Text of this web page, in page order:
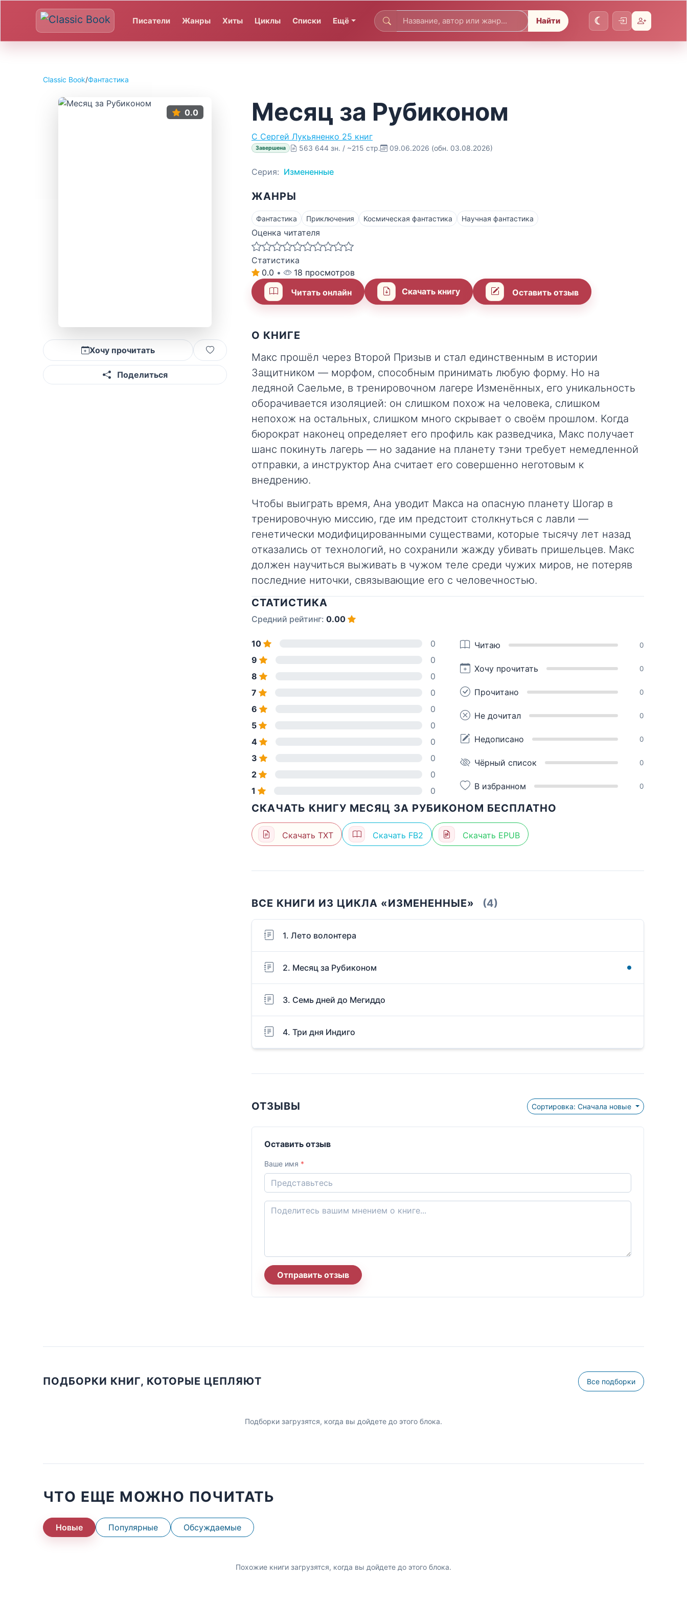
Писатели Жанры Хиты Циклы Списки Ещё Найти
Classic Book/Фантастика
0.0
Хочу прочитать
Поделиться
Месяц за Рубиконом
С Сергей Лукьяненко 25 книг
Завершена 563 644 зн. / ~215 стр. 09.06.2026 (обн. 03.08.2026)
Серия: Измененные
ЖАНРЫ
Фантастика Приключения Космическая фантастика Научная фантастика
Оценка читателя
Статистика
0.0 •
18 просмотров
Читать онлайн
Скачать книгу Оставить отзыв
О КНИГЕ
Макс прошёл через Второй Призыв и стал единственным в истории
Защитником — морфом, способным принимать любую форму. Но на
ледяной Саельме, в тренировочном лагере Изменённых, его уникальность
оборачивается изоляцией: он слишком похож на человека, слишком
непохож на остальных, слишком много скрывает о своём прошлом. Когда
бюрократ наконец определяет его профиль как разведчика, Макс получает
шанс покинуть лагерь — но задание на планету тэни требует немедленной
отправки, а инструктор Ана считает его совершенно неготовым к
внедрению.
Чтобы выиграть время, Ана уводит Макса на опасную планету Шогар в
тренировочную миссию, где им предстоит столкнуться с лавли —
генетически модифицированными существами, которые тысячу лет назад
отказались от технологий, но сохранили жажду убивать пришельцев. Макс
должен научиться выживать в чужом теле среди чужих миров, не потеряв
последние ниточки, связывающие его с человечностью.
СТАТИСТИКА
Средний рейтинг: 0.00
10
0
9
0
8
0
7
0
6
0
5
0
4
0
3
0
2
0
1
0
Читаю 0
Хочу прочитать 0
Прочитано 0
Не дочитал 0
Недописано 0
Чёрный список 0
В избранном 0
СКАЧАТЬ КНИГУ МЕСЯЦ ЗА РУБИКОНОМ БЕСПЛАТНО
Скачать TXT Скачать FB2 Скачать EPUB
ВСЕ КНИГИ ИЗ ЦИКЛА «ИЗМЕНЕННЫЕ» (4)
1. Лето волонтера
2. Месяц за Рубиконом
3. Семь дней до Мегиддо
4. Три дня Индиго
ОТЗЫВЫ Сортировка: Сначала новые
Оставить отзыв
Ваше имя *
Отправить отзыв
ПОДБОРКИ КНИГ, КОТОРЫЕ ЦЕПЛЯЮТ Все подборки
Подборки загрузятся, когда вы дойдете до этого блока.
ЧТО ЕЩЕ МОЖНО ПОЧИТАТЬ
Новые Популярные Обсуждаемые
Похожие книги загрузятся, когда вы дойдете до этого блока.